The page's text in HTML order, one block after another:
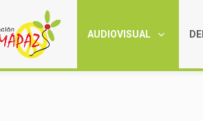
AUDIOVISUAL